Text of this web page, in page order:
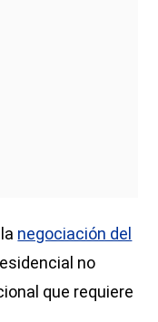
negociación del
no
que requiere